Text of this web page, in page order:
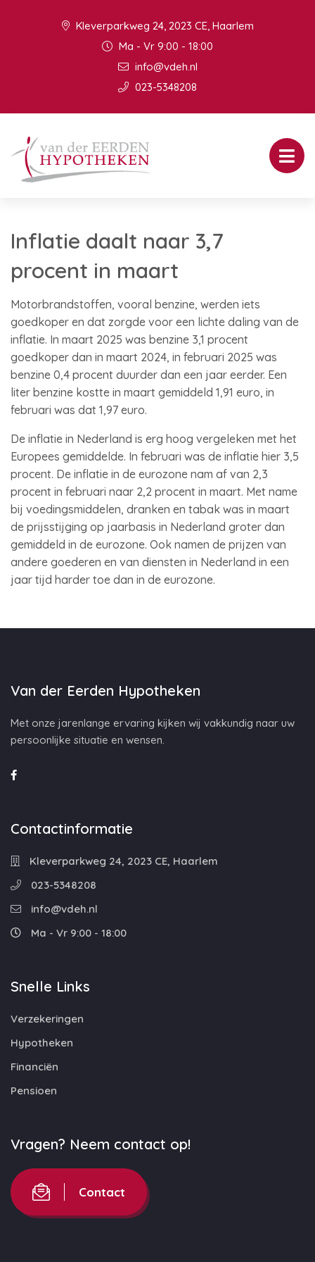
Kleverparkweg 24, 2023 CE, Haarlem
Ma - Vr 9:00 - 18:00
info@vdeh.nl
023-5348208
Inflatie daalt naar 3,7
procent in maart
Motorbrandstoffen, vooral benzine, werden iets
goedkoper en dat zorgde voor een lichte daling van de
inflatie. In maart 2025 was benzine 3,1 procent
goedkoper dan in maart 2024, in februari 2025 was
benzine 0,4 procent duurder dan een jaar eerder. Een
liter benzine kostte in maart gemiddeld 1,91 euro, in
februari was dat 1,97 euro.
De inflatie in Nederland is erg hoog vergeleken met het
Europees gemiddelde. In februari was de inflatie hier 3,5
procent. De inflatie in de eurozone nam af van 2,3
procent in februari naar 2,2 procent in maart. Met name
bij voedingsmiddelen, dranken en tabak was in maart
de prijsstijging op jaarbasis in Nederland groter dan
gemiddeld in de eurozone. Ook namen de prijzen van
andere goederen en van diensten in Nederland in een
jaar tijd harder toe dan in de eurozone.
Van der Eerden Hypotheken
Met onze jarenlange ervaring kijken wij vakkundig naar uw
persoonlijke situatie en wensen.
Contactinformatie
Kleverparkweg 24, 2023 CE, Haarlem
023-5348208
info@vdeh.nl
Ma - Vr 9:00 - 18:00
Snelle Links
Verzekeringen
Hypotheken
Financiën
Pensioen
Vragen? Neem contact op!
Contact